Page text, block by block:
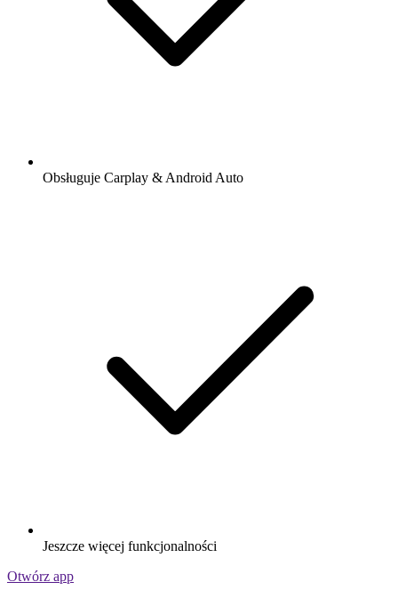
Obsługuje Carplay & Android Auto
Jeszcze więcej funkcjonalności
Otwórz app